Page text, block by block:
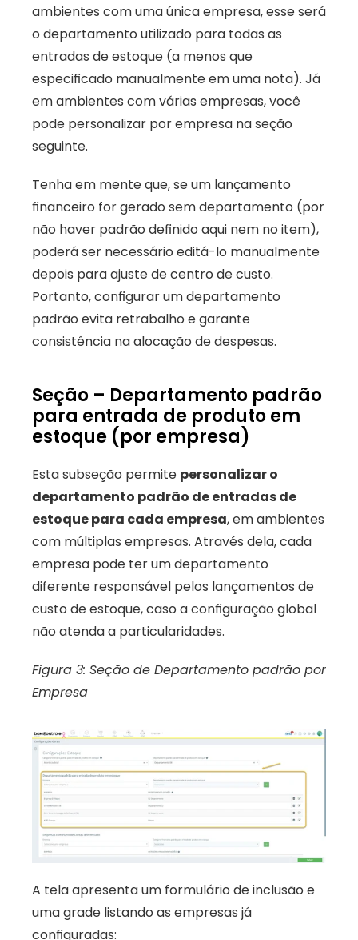
ambientes com uma única empresa, esse será
o departamento utilizado para todas as
entradas de estoque (a menos que
especificado manualmente em uma nota). Já
em ambientes com várias empresas, você
pode personalizar por empresa na seção
seguinte.
Tenha em mente que, se um lançamento
financeiro for gerado sem departamento (por
não haver padrão definido aqui nem no item),
poderá ser necessário editá-lo manualmente
depois para ajuste de centro de custo.
Portanto, configurar um departamento
padrão evita retrabalho e garante
consistência na alocação de despesas.
Seção – Departamento padrão
para entrada de produto em
estoque (por empresa)
Esta subseção permite personalizar o
departamento padrão de entradas de
estoque para cada empresa, em ambientes
com múltiplas empresas. Através dela, cada
empresa pode ter um departamento
diferente responsável pelos lançamentos de
custo de estoque, caso a configuração global
não atenda a particularidades.
Figura 3: Seção de Departamento padrão por
Empresa
A tela apresenta um formulário de inclusão e
uma grade listando as empresas já
configuradas: